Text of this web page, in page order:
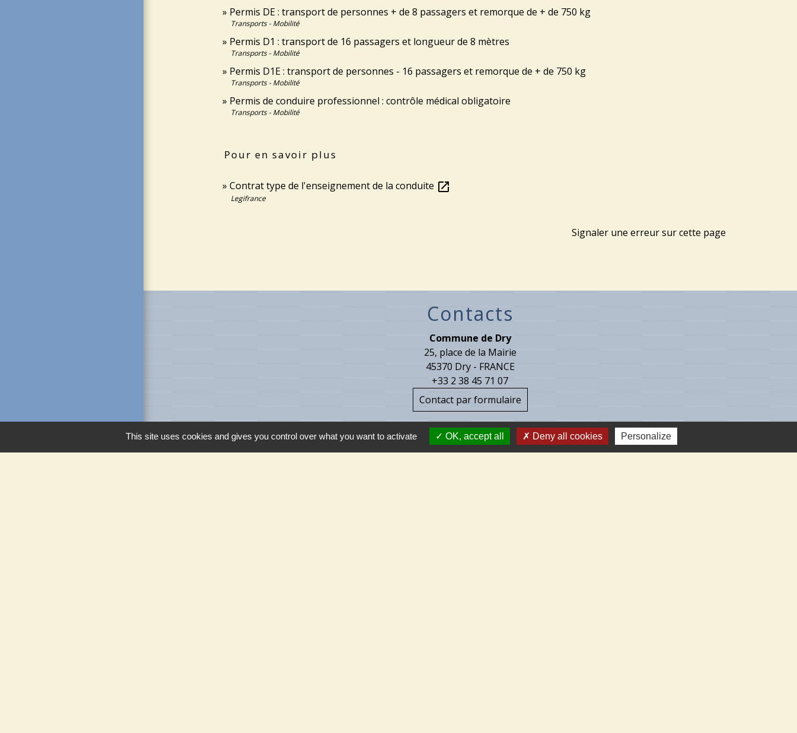
Permis DE : transport de personnes + de 8 passagers et remorque de + de 750 kg
Transports - Mobilité
Permis D1 : transport de 16 passagers et longueur de 8 mètres
Transports - Mobilité
Permis D1E : transport de personnes - 16 passagers et remorque de + de 750 kg
Transports - Mobilité
Permis de conduire professionnel : contrôle médical obligatoire
Transports - Mobilité
Pour en savoir plus
Contrat type de l'enseignement de la conduite open_in_new
Legifrance
Signaler une erreur sur cette page
Contacts
Commune de Dry
25, place de la Mairie
45370 Dry - FRANCE
+33 2 38 45 71 07
Contact par formulaire
This site uses cookies and gives you control over what you want to activate OK, accept all Deny all cookies Personalize